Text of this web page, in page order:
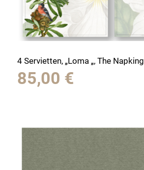
4 Servietten, „Loma „, The Napking
85,00 €